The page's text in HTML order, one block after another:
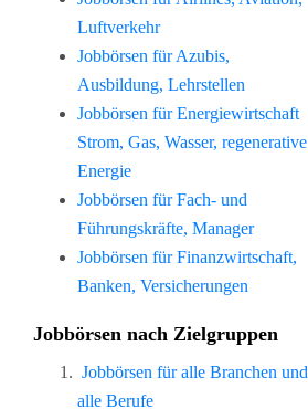
Luftverkehr
Jobbörsen für Azubis,
Ausbildung, Lehrstellen
Jobbörsen für Energiewirtschaft
Strom, Gas, Wasser, regenerative
Energie
Jobbörsen für Fach- und
Führungskräfte, Manager
Jobbörsen für Finanzwirtschaft,
Banken, Versicherungen
Jobbörsen nach Zielgruppen
Jobbörsen für alle Branchen und
alle Berufe